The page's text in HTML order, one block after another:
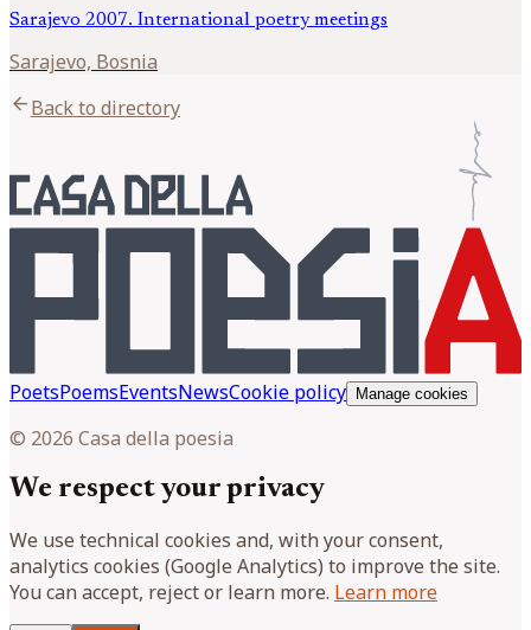
Sarajevo 2007. International poetry meetings
Sarajevo, Bosnia
arrow_backBack to directory
PoetsPoemsEventsNewsCookie policy Manage cookies
© 2026 Casa della poesia
We respect your privacy
We use technical cookies and, with your consent,
analytics cookies (Google Analytics) to improve the site.
You can accept, reject or learn more. Learn more